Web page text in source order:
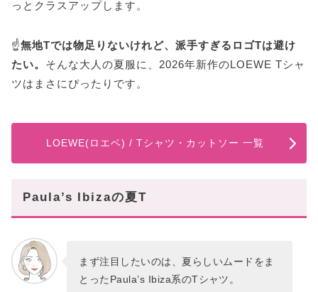
っとクラスアップします。
☝️無地Tでは物足りないけれど、派手すぎるロゴTは避け
たい。 そんな大人の夏服に、2026年新作のLOEWE Tシャ
ツはまさにぴったりです。
LOEWE(ロエベ) / Tシャツ・カットソー 一覧
Paula’s Ibizaの夏T
まず注目したいのは、夏らしいムードをま
とったPaula’s Ibiza系のTシャツ。